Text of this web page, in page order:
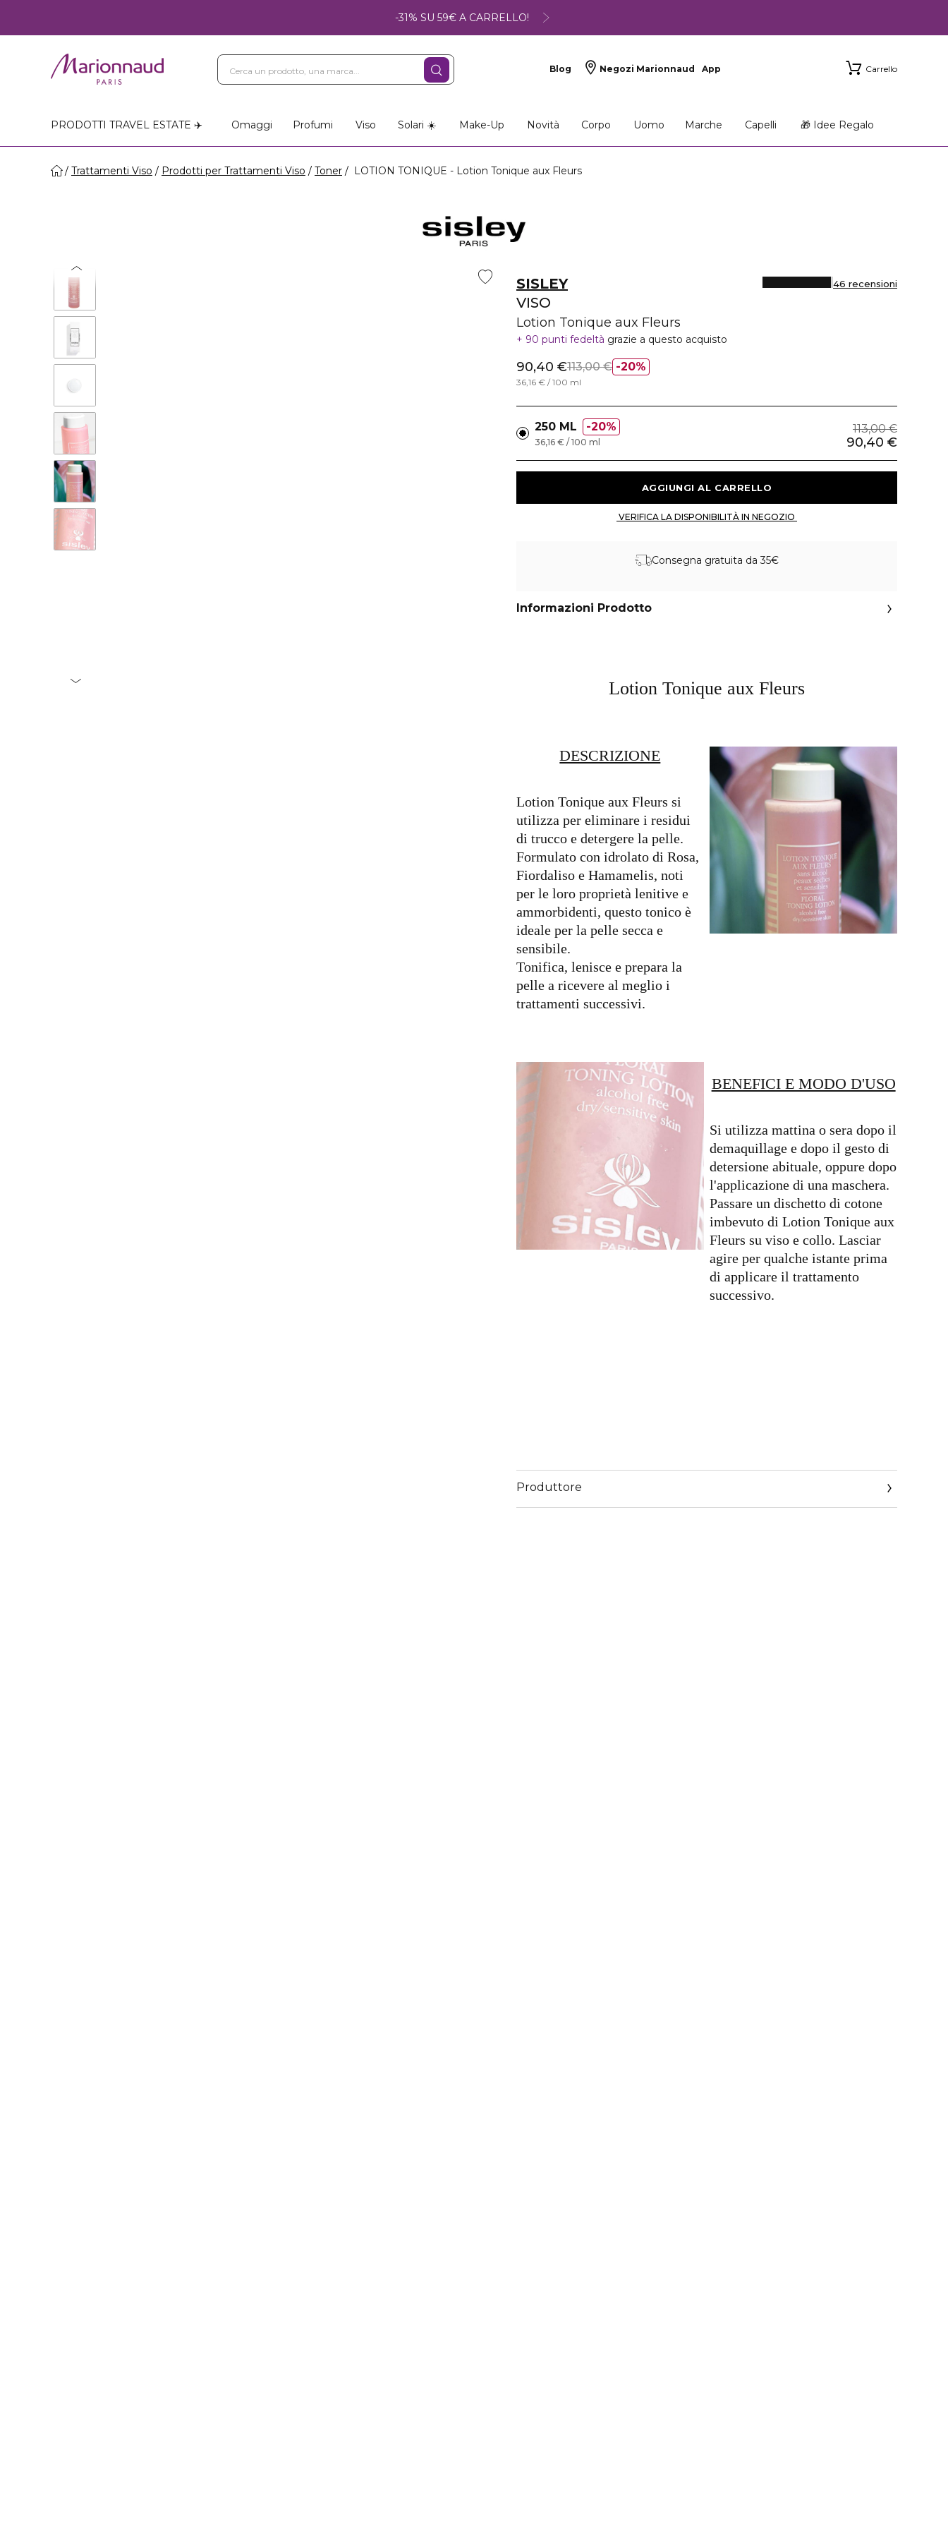
-31% SU 59€ A CARRELLO!
Blog Negozi Marionnaud App Carrello
PRODOTTI TRAVEL ESTATE ✈️ Omaggi Profumi Viso Solari ☀️ Make-Up Novità Corpo Uomo Marche Capelli 🎁 Idee Regalo
Trattamenti Viso Prodotti per Trattamenti Viso Toner LOTION TONIQUE - Lotion Tonique aux Fleurs
SISLEY
VISO
Lotion Tonique aux Fleurs
46 recensioni
90 punti fedeltà grazie a questo acquisto
20%
90,40 €113,00 €
36,16 € / 100 ml
250 ML 20% 113,00 €
90,40 €
36,16 € / 100 ml
Consegna gratuita da 35€
Informazioni Prodotto
Lotion Tonique aux Fleurs
DESCRIZIONE
Lotion Tonique aux Fleurs si
utilizza per eliminare i residui
di trucco e detergere la pelle.
Formulato con idrolato di Rosa,
Fiordaliso e Hamamelis, noti
per le loro proprietà lenitive e
ammorbidenti, questo tonico è
ideale per la pelle secca e
sensibile.
Tonifica, lenisce e prepara la
pelle a ricevere al meglio i
trattamenti successivi.
BENEFICI E MODO D'USO
Si utilizza mattina o sera dopo il
demaquillage e dopo il gesto di
detersione abituale, oppure dopo
l'applicazione di una maschera.
Passare un dischetto di cotone
imbevuto di Lotion Tonique aux
Fleurs su viso e collo. Lasciar
agire per qualche istante prima
di applicare il trattamento
successivo.
Produttore